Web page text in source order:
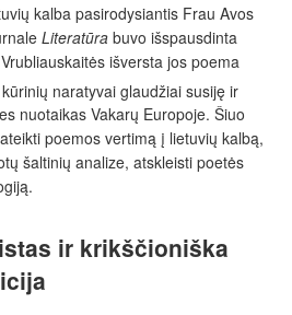
kalba pasirodysiantis Frau Avos
Literatūra buvo išspausdinta
išversta jos poema
naratyvai glaudžiai susiję ir
nuotaikas Vakarų Europoje. Šiuo
poemos vertimą į lietuvių kalbą,
šaltinių analize, atskleisti poetės
ir krikščioniška